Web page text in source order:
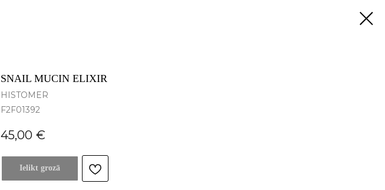
SNAIL MUCIN ELIXIR
HISTOMER
F2F01392
45,00 €
Ielikt grozā